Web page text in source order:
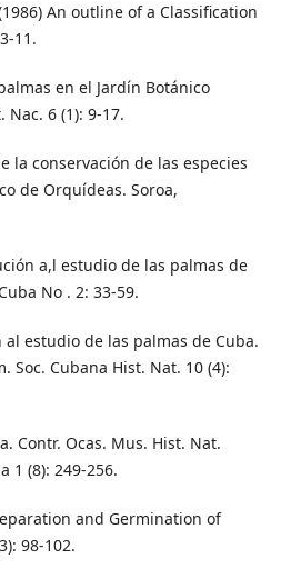
An outline of a Classification
11.
en el Jardín Botánico
Nac. 6 (1): 9-17.
la conservación de las especies
de Orquídeas. Soroa,
a,l estudio de las palmas de
No . 2: 33-59.
al estudio de las palmas de Cuba.
Soc. Cubana Hist. Nat. 10 (4):
Contr. Ocas. Mus. Hist. Nat.
1 (8): 249-256.
and Germination of
98-102.